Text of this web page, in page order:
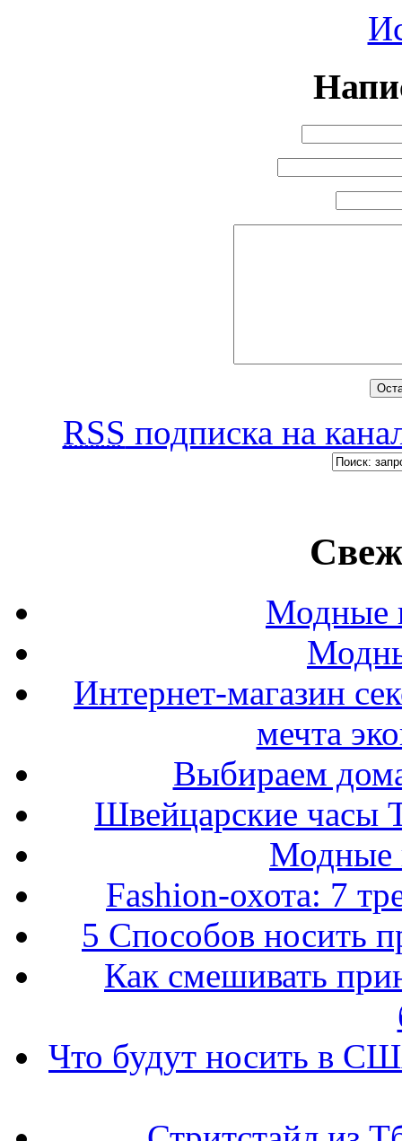
RSS подписка на
Модные
Интернет-магазин
мечта
Выбираем
Швейцарские часы
Модные
Fashion-охота: 7
5 Способов носить
Как смешивать
Что будут носить в